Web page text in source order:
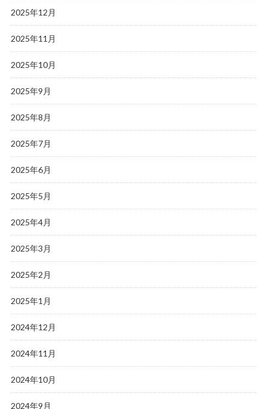
2025年12月
2025年11月
2025年10月
2025年9月
2025年8月
2025年7月
2025年6月
2025年5月
2025年4月
2025年3月
2025年2月
2025年1月
2024年12月
2024年11月
2024年10月
2024年9月